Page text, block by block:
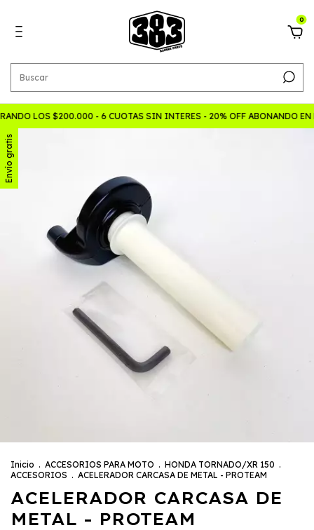
0
LOS $200.000 - 6 CUOTAS SIN INTERES - 20% OFF ABONANDO EN
Envío gratis
Inicio . ACCESORIOS PARA MOTO . HONDA TORNADO/XR 150 .
ACCESORIOS . ACELERADOR CARCASA DE METAL - PROTEAM
ACELERADOR CARCASA DE
METAL - PROTEAM